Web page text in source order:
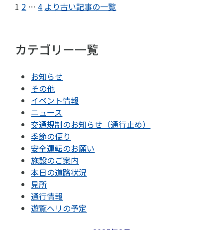
1 2 … 4 より古い記事の一覧
カテゴリー一覧
お知らせ
その他
イベント情報
ニュース
交通規制のお知らせ（通行止め）
季節の便り
安全運転のお願い
施設のご案内
本日の道路状況
見所
通行情報
遊覧ヘリの予定